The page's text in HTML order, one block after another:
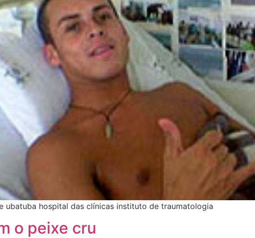
ubatuba hospital das clínicas instituto de traumatologia
o peixe cru